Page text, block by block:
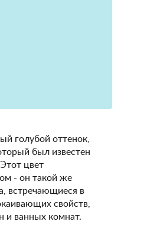
голубой оттенок,
был известен
цвет
- он такой же
встречающиеся в
свойств,
и ванных комнат.